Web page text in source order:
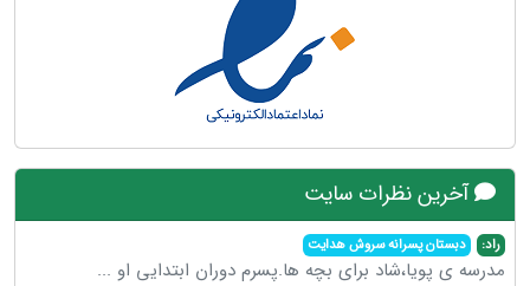
آخرین نظرات سایت
راد: دبستان پسرانه سروش هدایت
مدرسه ی پویا،شاد برای بچه ها.پسرم دوران ابتدایی او ...